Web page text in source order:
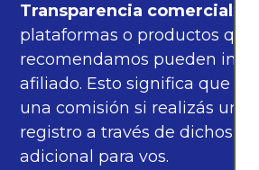
Transparencia comercial:
plataformas o productos que
recomendamos pueden
afiliado. Esto significa que
una comisión si realizás una
registro a través de dichos
adicional para vos.